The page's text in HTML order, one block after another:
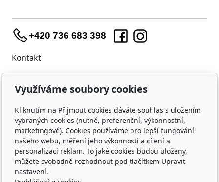
+420 736 683 398
Kontakt
WIDARA s.r.o.
Útěchovská 224/1
IČO: 23218550
Nákup
Doprava a platba
Ochrana osobních údajů
Obchodní podmínky
Využíváme soubory cookies
Kliknutím na Přijmout cookies dáváte souhlas s uložením
vybraných cookies (nutné, preferenční, výkonnostní,
marketingové). Cookies používáme pro lepší fungování
našeho webu, měření jeho výkonnosti a cílení a
personalizaci reklam. To jaké cookies budou uloženy,
můžete svobodně rozhodnout pod tlačítkem Upravit
nastavení.